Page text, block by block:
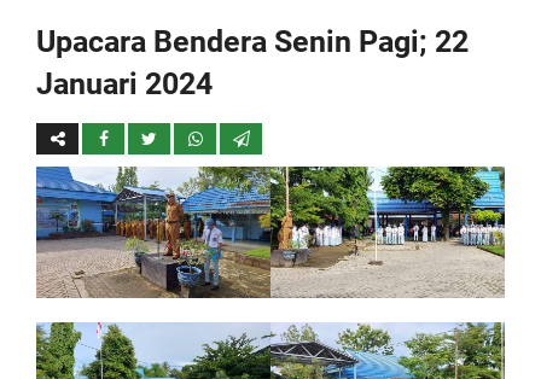
Upacara Bendera Senin Pagi; 22
Januari 2024